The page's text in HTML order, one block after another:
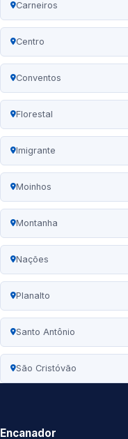
Carneiros
Centro
Conventos
Florestal
Imigrante
Moinhos
Montanha
Nações
Planalto
Santo Antônio
São Cristóvão
Encanador